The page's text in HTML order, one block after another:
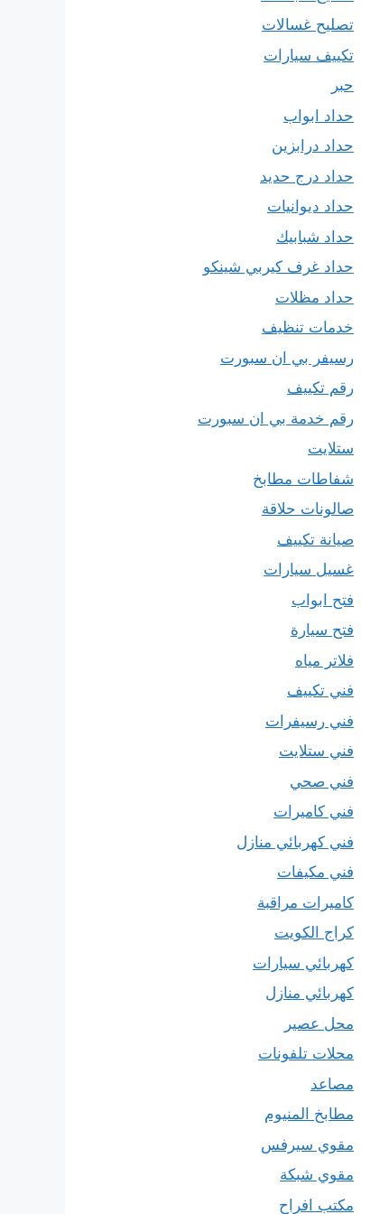
تصليح غسالات
تكييف سيارات
حبر
حداد ابواب
حداد درابزين
حداد درج حديد
حداد ديوانيات
حداد شبابيك
حداد غرف كيربي شينكو
حداد مظلات
خدمات تنظيف
رسيفر بي ان سبورت
رقم تكييف
رقم خدمة بي ان سبورت
ستلايت
شفاطات مطابخ
صالونات حلاقة
صيانة تكييف
غسيل سيارات
فتح ابواب
فتح سيارة
فلاتر مياه
فني تكييف
فني رسيفرات
فني ستلايت
فني صحي
فني كاميرات
فني كهربائي منازل
فني مكيفات
كاميرات مراقبة
كراج الكويت
كهربائي سيارات
كهربائي منازل
محل عصير
محلات تلفونات
مصاعد
مطابخ المنيوم
مقوي سيرفس
مقوي شبكة
مكتب افراح